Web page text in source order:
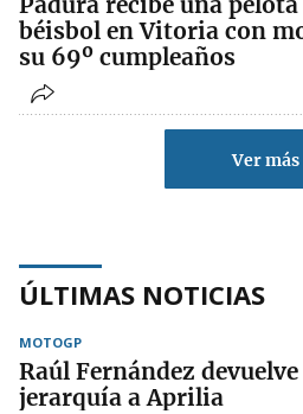
béisbol en Vitoria con
su 69º cumpleaños
Ver más
ÚLTIMAS NOTICIAS
MOTOGP
Raúl Fernández
jerarquía a Aprilia